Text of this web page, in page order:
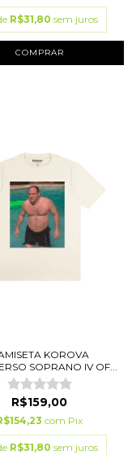
R$31,80 sem juros
COMPRAR
KOROVA
SOPRANO IV OF...
R$159,00
com Pix
R$31,80 sem juros